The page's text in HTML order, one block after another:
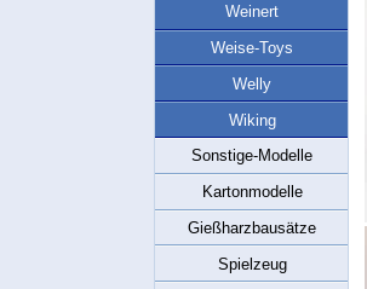
Weinert
Weise-Toys
Welly
Wiking
Sonstige-Modelle
Kartonmodelle
Gießharzbausätze
Spielzeug